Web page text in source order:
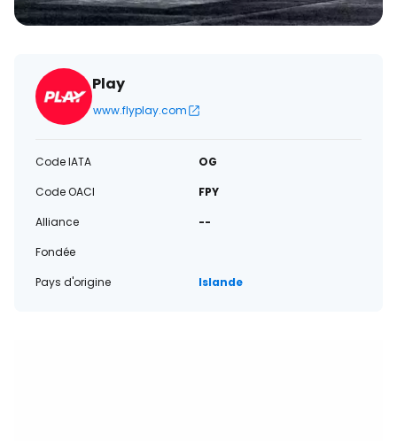
Play
www.flyplay.com
Code IATA
OG
Code OACI
FPY
Alliance
--
Fondée
Pays d'origine
Islande